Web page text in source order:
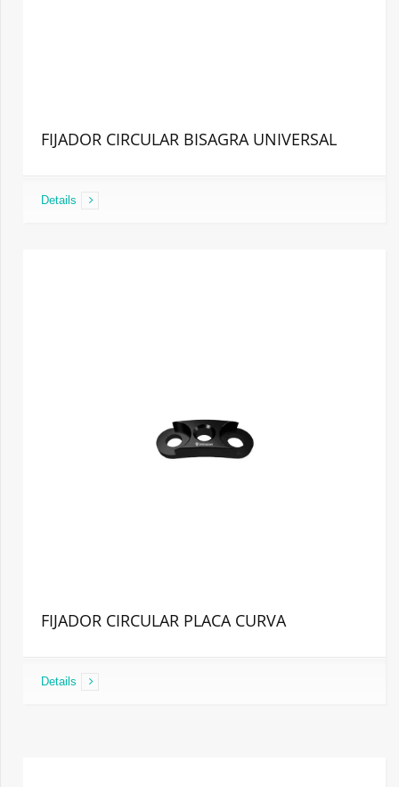
FIJADOR CIRCULAR BISAGRA UNIVERSAL
Details
FIJADOR CIRCULAR PLACA CURVA
Details